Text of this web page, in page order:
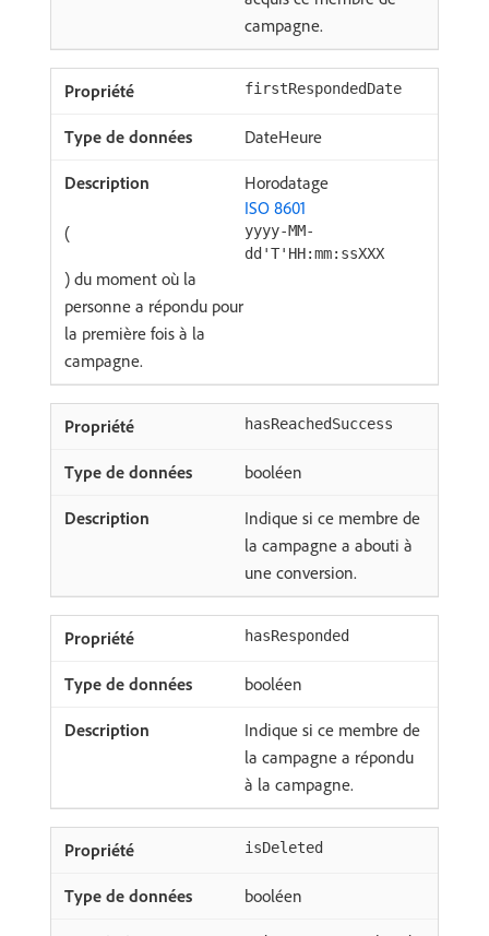
campagne.
firstRespondedDate
DateHeure
Horodatage
ISO 8601
(
yyyy-MM-
dd'T'HH:mm:ssXXX
) du moment où la
personne a répondu pour
la première fois à la
campagne.
hasReachedSuccess
booléen
Indique si ce membre de
la campagne a abouti à
une conversion.
hasResponded
booléen
Indique si ce membre de
la campagne a répondu
à la campagne.
isDeleted
booléen